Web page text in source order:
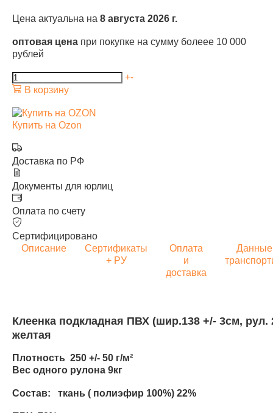
Цена актуальна на 8 августа 2026 г.
оптовая цена при покупке на сумму болеее 10 000
рублей
+-
В корзину
Купить на Ozon
Доставка по РФ
Документы для юрлиц
Оплата по счету
Сертифицировано
Описание
Сертификаты
+ РУ
Оплата
и
доставка
Клеенка подкладная ПВХ (шир.138 +/- 3см, рул.
желтая
Плотность 250 +/- 50 г/м²
Вес одного рулона 9кг
Состав: ткань ( полиэфир 100%) 22%